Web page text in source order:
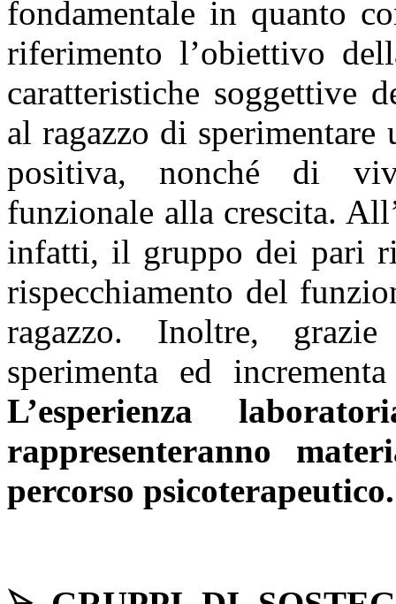
fondamentale in quanto
riferimento l’obiettivo
caratteristiche soggettive
al ragazzo di sperimentare
positiva, nonché di
funzionale alla crescita.
infatti, il gruppo dei pari
rispecchiamento del
ragazzo. Inoltre,
sperimenta ed
L’esperienza
rappresenteranno
percorso psicoterapeutico.